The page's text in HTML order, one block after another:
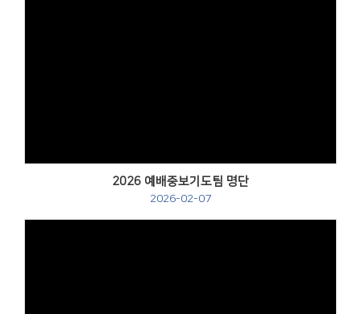
2026 예배중보기도팀 명단
2026-02-07